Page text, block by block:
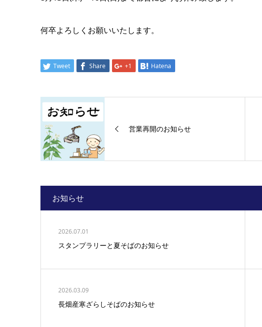
何卒よろしくお願いいたします。
Tweet Share +1 Hatena
営業再開のお知らせ
お知らせ
2026.07.01
スタンプラリーと夏そばのお知らせ
2026.03.09
長畑産寒ざらしそばのお知らせ